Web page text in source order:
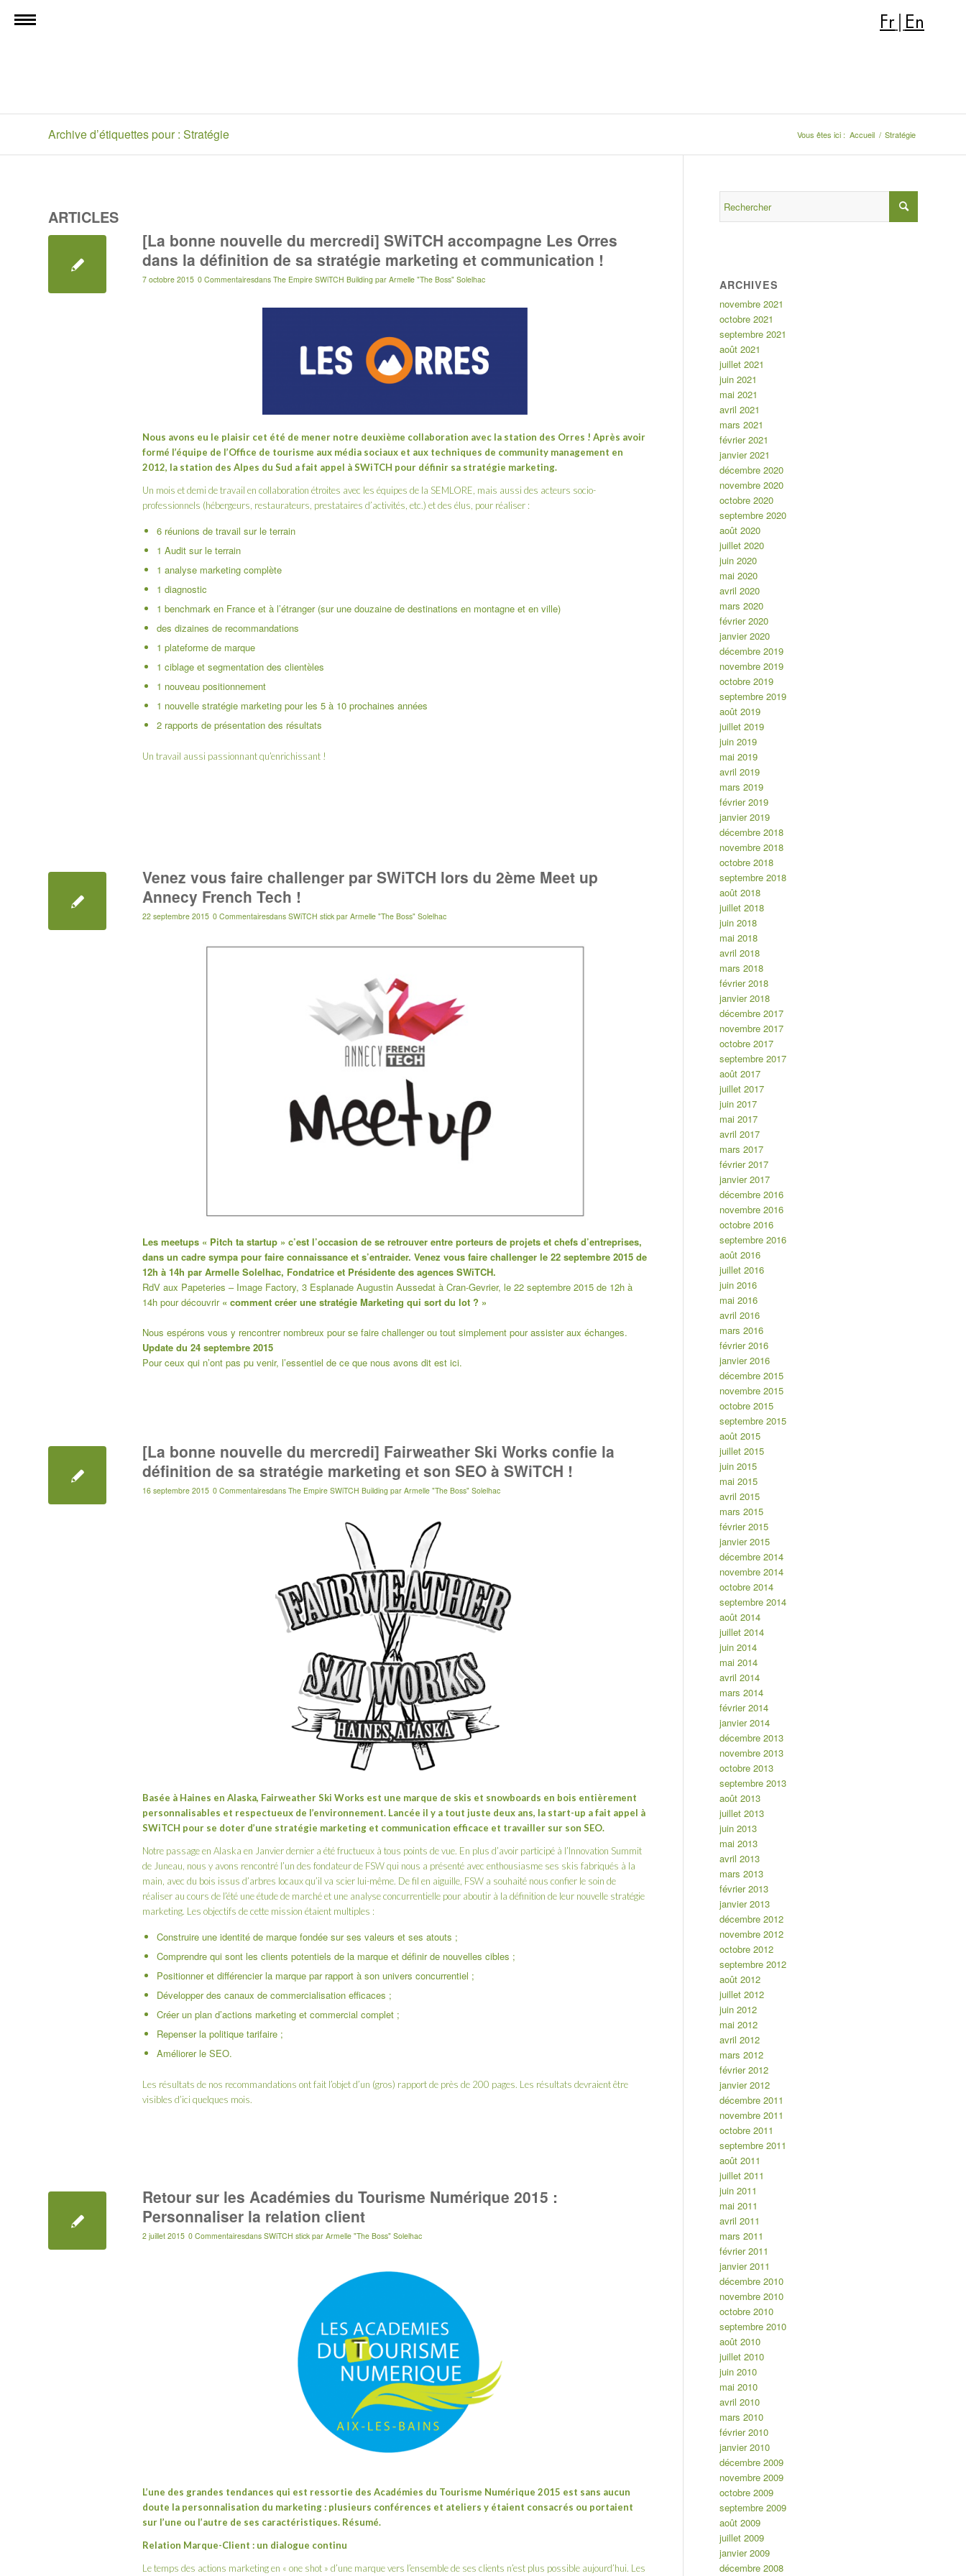
Fr En
Archive d’étiquettes pour : Stratégie Vous êtes ici : Accueil / Stratégie
ARTICLES
[La bonne nouvelle du mercredi] SWiTCH accompagne Les Orres
dans la définition de sa stratégie marketing et communication !
7 octobre 2015 0 Commentairesdans The Empire SWiTCH Building par Armelle "The Boss" Solelhac
Nous avons eu le plaisir cet été de mener notre deuxième collaboration avec la station des Orres ! Après avoir
formé l’équipe de l’Office de tourisme aux média sociaux et aux techniques de community management en
2012, la station des Alpes du Sud a fait appel à SWiTCH pour définir sa stratégie marketing.
Un mois et demi de travail en collaboration étroites avec les équipes de la SEMLORE, mais aussi des acteurs socio-
professionnels (hébergeurs, restaurateurs, prestataires d’activités, etc.) et des élus, pour réaliser :
6 réunions de travail sur le terrain
1 Audit sur le terrain
1 analyse marketing complète
1 diagnostic
1 benchmark en France et à l’étranger (sur une douzaine de destinations en montagne et en ville)
des dizaines de recommandations
1 plateforme de marque
1 ciblage et segmentation des clientèles
1 nouveau positionnement
1 nouvelle stratégie marketing pour les 5 à 10 prochaines années
2 rapports de présentation des résultats
Un travail aussi passionnant qu’enrichissant !
Venez vous faire challenger par SWiTCH lors du 2ème Meet up
Annecy French Tech !
22 septembre 2015 0 Commentairesdans SWiTCH stick par Armelle "The Boss" Solelhac
Les meetups « Pitch ta startup » c’est l’occasion de se retrouver entre porteurs de projets et chefs d’entreprises,
dans un cadre sympa pour faire connaissance et s’entraider. Venez vous faire challenger le 22 septembre 2015 de
12h à 14h par Armelle Solelhac, Fondatrice et Présidente des agences SWiTCH.
RdV aux Papeteries – Image Factory, 3 Esplanade Augustin Aussedat à Cran-Gevrier, le 22 septembre 2015 de 12h à
14h pour découvrir « comment créer une stratégie Marketing qui sort du lot ? »
Nous espérons vous y rencontrer nombreux pourse faire challengerou tout simplement pour assisteraux échanges.
Update du 24 septembre 2015
Pour ceux qui n’ont pas pu venir, l’essentiel de ce que nous avons dit est ici.
[La bonne nouvelle du mercredi] Fairweather Ski Works confie la
définition de sa stratégie marketing et son SEO à SWiTCH !
16 septembre 2015 0 Commentairesdans The Empire SWiTCH Building par Armelle "The Boss" Solelhac
Basée à Haines en Alaska, Fairweather Ski Works est une marque de skis et snowboards en bois entièrement
personnalisables et respectueux de l’environnement. Lancée il y a tout juste deux ans, la start-up a fait appel à
SWiTCH pour se doter d’une stratégie marketing et communication efficace et travailler sur son SEO.
Notre passage en Alaska en Janvier dernier a été fructueux à tous points de vue. En plus d’avoir participé à l’Innovation Summit
de Juneau , nous y avons rencontré l’un des fondateur de FSW qui nous a présenté avec enthousiasme ses skis fabriqués à la
main, avec du bois issus d’arbres locaux qu’il va scier lui-même. De fil en aiguille, FSW a souhaité nous confier le soin de
réaliser au cours de l’été une étude de marché et une analyse concurrentielle pour aboutir à la définition de leur nouvelle stratégie
marketing. Les objectifs de cette mission étaient multiples :
Construire une identité de marque fondée sur ses valeurs et ses atouts ;
Comprendre qui sont les clients potentiels de la marque et définir de nouvelles cibles ;
Positionner et différencier la marque par rapport à son univers concurrentiel ;
Développer des canaux de commercialisation efficaces ;
Créer un plan d’actions marketing et commercial complet ;
Repenser la politique tarifaire ;
Améliorer le SEO.
Les résultats de nos recommandations ont fait l’objet d’un (gros) rapport de près de 200 pages. Les résultats devraient être
visibles d’ici quelques mois.
Retour sur les Académies du Tourisme Numérique 2015 :
Personnaliser la relation client
2 juillet 2015 0 Commentairesdans SWiTCH stick par Armelle "The Boss" Solelhac
L’une des grandes tendances qui est ressortie des Académies du Tourisme Numérique 2015 est sans aucun
doute la personnalisation du marketing : plusieurs conférences et ateliers y étaient consacrés ou portaient
sur l’une ou l’autre de ses caractéristiques. Résumé.
Relation Marque-Client : un dialogue continu
Le temps des actions marketing en « one shot » d’une marque vers l’ensemble de ses clients n’est plus possible aujourd’hui. Les
ARCHIVES
novembre 2021
octobre 2021
septembre 2021
août 2021
juillet 2021
juin 2021
mai 2021
avril 2021
mars 2021
février 2021
janvier 2021
décembre 2020
novembre 2020
octobre 2020
septembre 2020
août 2020
juillet 2020
juin 2020
mai 2020
avril 2020
mars 2020
février 2020
janvier 2020
décembre 2019
novembre 2019
octobre 2019
septembre 2019
août 2019
juillet 2019
juin 2019
mai 2019
avril 2019
mars 2019
février 2019
janvier 2019
décembre 2018
novembre 2018
octobre 2018
septembre 2018
août 2018
juillet 2018
juin 2018
mai 2018
avril 2018
mars 2018
février 2018
janvier 2018
décembre 2017
novembre 2017
octobre 2017
septembre 2017
août 2017
juillet 2017
juin 2017
mai 2017
avril 2017
mars 2017
février 2017
janvier 2017
décembre 2016
novembre 2016
octobre 2016
septembre 2016
août 2016
juillet 2016
juin 2016
mai 2016
avril 2016
mars 2016
février 2016
janvier 2016
décembre 2015
novembre 2015
octobre 2015
septembre 2015
août 2015
juillet 2015
juin 2015
mai 2015
avril 2015
mars 2015
février 2015
janvier 2015
décembre 2014
novembre 2014
octobre 2014
septembre 2014
août 2014
juillet 2014
juin 2014
mai 2014
avril 2014
mars 2014
février 2014
janvier 2014
décembre 2013
novembre 2013
octobre 2013
septembre 2013
août 2013
juillet 2013
juin 2013
mai 2013
avril 2013
mars 2013
février 2013
janvier 2013
décembre 2012
novembre 2012
octobre 2012
septembre 2012
août 2012
juillet 2012
juin 2012
mai 2012
avril 2012
mars 2012
février 2012
janvier 2012
décembre 2011
novembre 2011
octobre 2011
septembre 2011
août 2011
juillet 2011
juin 2011
mai 2011
avril 2011
mars 2011
février 2011
janvier 2011
décembre 2010
novembre 2010
octobre 2010
septembre 2010
août 2010
juillet 2010
juin 2010
mai 2010
avril 2010
mars 2010
février 2010
janvier 2010
décembre 2009
novembre 2009
octobre 2009
septembre 2009
août 2009
juillet 2009
janvier 2009
décembre 2008